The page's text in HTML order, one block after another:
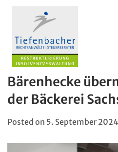
Bärenhecke
der Bäckerei
Posted on 5. September 2024